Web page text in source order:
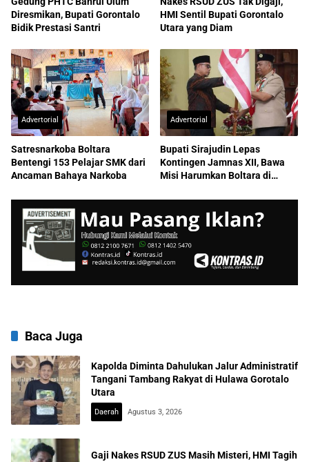
Diresmikan, Bupati Gorontalo
Bidik Prestasi Santri
HMI Sentil Bupati Gorontalo
Utara yang Diam
Advertorial
Satresnarkoba Boltara
Bentengi 153 Pelajar SMK dari
Ancaman Bahaya Narkoba
Advertorial
Bupati Sirajudin Lepas
Kontingen Jamnas XII, Bawa
Misi Harumkan Boltara di
Baca Juga
Kapolda Diminta Dahulukan Jalur Administratif
Tangani Tambang Rakyat di Hulawa Gorotalo
Utara
Daerah Agustus 3, 2026
Gaji Nakes RSUD ZUS Masih Misteri, HMI Tagih